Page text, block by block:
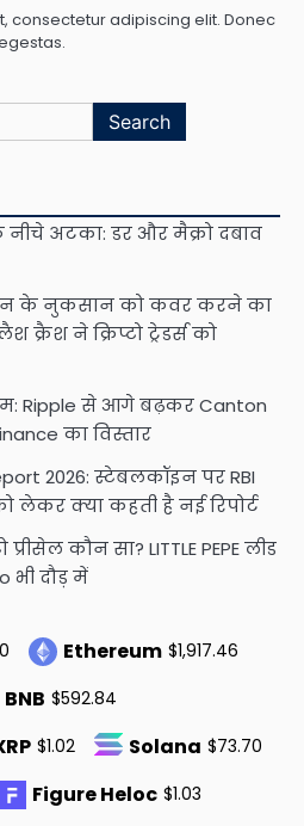
consectetur adipiscing elit. Donec
नीचे अटका: डर और मैक्रो दबाव
के नुकसान को कवर करने का
क्रैश ने क्रिप्टो ट्रेडर्स को
Ripple से आगे बढ़कर Canton
का विस्तार
2026: स्टेबलकॉइन पर RBI
लेकर क्या कहती है नई रिपोर्ट
कौन सा? LITTLE PEPE लीड
भी दौड़ में
Ethereum $1,917.46
BNB $592.84
$1.02 Solana $73.70
Figure Heloc $1.03